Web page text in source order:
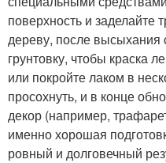
поверхность и
дереву, после высыхания
грунтовку, чтобы краска
или покройте лаком в
просохнуть, и в конце
декор (например,
именно хорошая
ровный и долговечный